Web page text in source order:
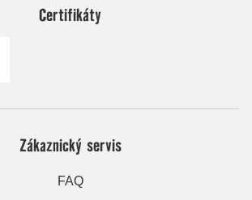
Certifikáty
Zákaznický servis
FAQ